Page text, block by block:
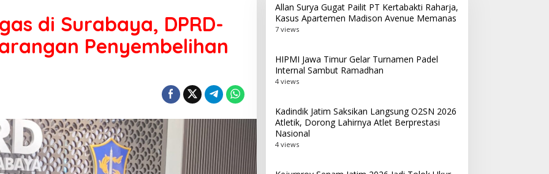
di Surabaya, DPRD-
Penyembelihan
Allan Surya Gugat Pailit PT Kertabakti Raharja,
Kasus Apartemen Madison Avenue Memanas
7 views
HIPMI Jawa Timur Gelar Turnamen Padel
Internal Sambut Ramadhan
4 views
Kadindik Jatim Saksikan Langsung O2SN 2026
Atletik, Dorong Lahirnya Atlet Berprestasi
Nasional
4 views